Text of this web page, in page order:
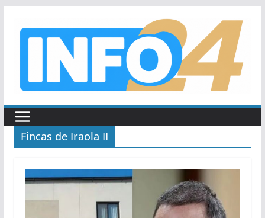
Fincas de Iraola II